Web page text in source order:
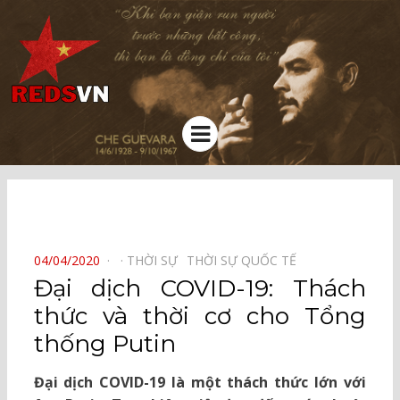
Kênh chia sẻ tri thức cộng đồng
Menu
POSTED
ON
04/04/2020 THỜI SỰ⠀ THỜI SỰ QUỐC TẾ⠀
Đại dịch COVID-19: Thách
thức và thời cơ cho Tổng
thống Putin
Đại dịch COVID-19 là một thách thức lớn với